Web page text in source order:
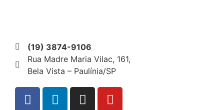
(19) 3874-9106
Rua Madre Maria Vilac, 161,
Bela Vista – Paulínia/SP